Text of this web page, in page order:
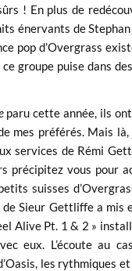
! En plus de
énervants de
pop d’Overgrass
groupe puise dans
paru cette année, ils ont
mes préférés. Mais
services de Rémi
précipitez vous pour
suisses
Sieur Gettliffe a mis
Alive Pt. 1 & 2 »
eux. L’écoute au
les rythmiques